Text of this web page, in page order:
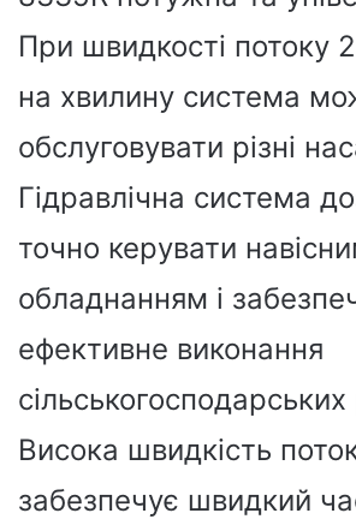
При швидкості потоку
на хвилину система
обслуговувати різні
Гідравлічна система
точно керувати
обладнанням і
ефективне виконання
сільськогосподарських
Висока швидкість
забезпечує швидкий